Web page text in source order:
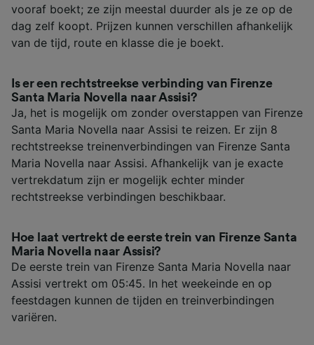
vooraf boekt; ze zijn meestal duurder als je ze op de
dag zelf koopt. Prijzen kunnen verschillen afhankelijk
van de tijd, route en klasse die je boekt.
Is er een rechtstreekse verbinding van Firenze
Santa Maria Novella naar Assisi?
Ja, het is mogelijk om zonder overstappen van Firenze
Santa Maria Novella naar Assisi te reizen. Er zijn 8
rechtstreekse treinenverbindingen van Firenze Santa
Maria Novella naar Assisi. Afhankelijk van je exacte
vertrekdatum zijn er mogelijk echter minder
rechtstreekse verbindingen beschikbaar.
Hoe laat vertrekt de eerste trein van Firenze Santa
Maria Novella naar Assisi?
De eerste trein van Firenze Santa Maria Novella naar
Assisi vertrekt om 05:45. In het weekeinde en op
feestdagen kunnen de tijden en treinverbindingen
variëren.